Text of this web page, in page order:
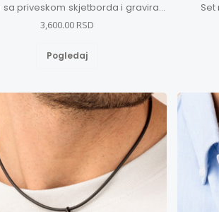
Ogrlica sa priveskom skjetborda i graviranim grafitima
3,600.00 RSD
Pogledaj